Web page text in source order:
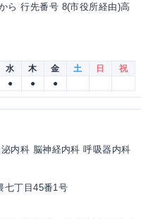
ら 行先番号 8(市役所経由)高
水 木 金 土 日
祝
● ● ●
内科 脳神経内科 呼吸器内科
七丁目45番1号